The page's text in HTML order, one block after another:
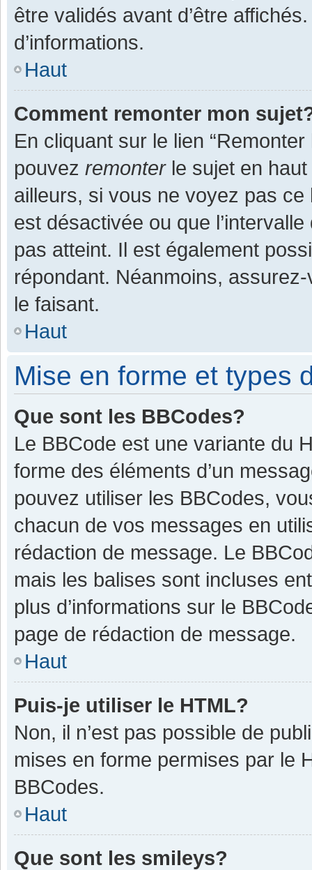
être validés avant d’être
d’informations.
Haut
Comment remonter mon
En cliquant sur le lien
pouvez remonterle sujet en haut
ailleurs, si vous ne voyez pas
est désactivée ou que
pas atteint. Il est également
répondant. Néanmoins,
le faisant.
Haut
Mise en forme et types
Que sont les BBCodes?
Le BBCode est une variante du
forme des éléments d’un
pouvez utiliser les BBCodes,
chacun de vos messages en
rédaction de message. Le
mais les balises sont incluses
plus d’informations sur le
page de rédaction de message.
Haut
Puis-je utiliser le HTML?
Non, il n’est pas possible de
mises en forme permises par le
BBCodes.
Haut
Que sont les smileys?